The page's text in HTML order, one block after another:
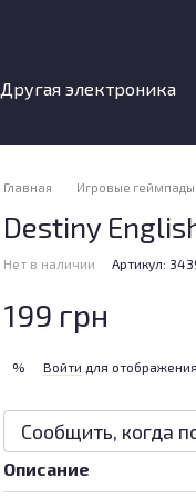
Другая электроника
Главная Игровые геймпады
Destiny
Нет в наличии Артикул:
199 грн
% Войти для
Сообщить, когда
Описание